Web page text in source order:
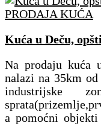
PRODAJA KUĆA
Kuća u Deču,
Na prodaju kuća
nalazi na 35km od
industrijske
a pomoćni